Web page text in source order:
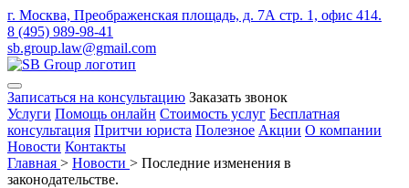
г. Москва, Преображенская площадь, д. 7А стр. 1, офис 414.
8 (495) 989-98-41
sb.group.law@gmail.com
Записаться на консультацию Заказать звонок
Услуги Помощь онлайн Стоимость услуг Бесплатная
консультация Притчи юриста Полезное Акции О компании
Новости Контакты
Главная > Новости > Последние изменения в
законодательстве.